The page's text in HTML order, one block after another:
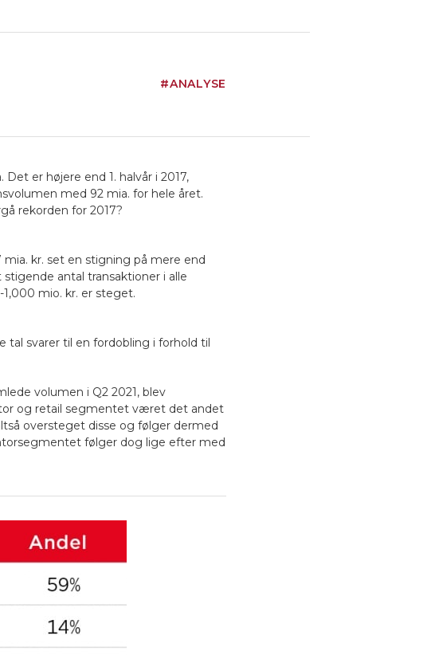
#ANALYSE
er højere end 1. halvår i 2017,
med 92 mia. for hele året.
rekorden for 2017?
mia. kr. set en stigning på mere end
antal transaktioner i alle
mio. kr. er steget.
tal svarer til en fordobling i forhold til
volumen i Q2 2021, blev
og retail segmentet været det andet
oversteget disse og følger dermed
følger dog lige efter med